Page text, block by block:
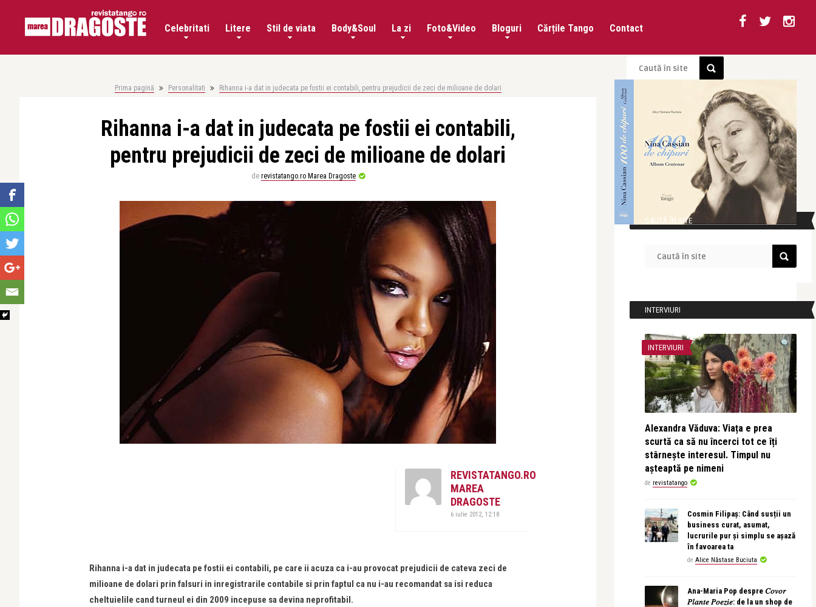
Celebritati Litere Stil de viata Body&Soul La zi Foto&Video Bloguri Cărțile Tango Contact
Prima pagină Personalitati Rihanna i-a dat in judecata pe fostii ei contabili, pentru prejudicii de zeci de milioane de dolari
Rihanna i-a dat in judecata pe fostii ei contabili,
pentru prejudicii de zeci de milioane de dolari
de revistatango.ro Marea Dragoste
REVISTATANGO.RO
MAREA
DRAGOSTE
6 iulie 2012, 12:18
Rihanna i-a dat in judecata pe fostii ei contabili, pe care ii acuza ca i-au provocat prejudicii de cateva zeci de
milioane de dolari prin falsuri in inregistrarile contabile si prin faptul ca nu i-au recomandat sa isi reduca
cheltuielile cand turneul ei din 2009 incepuse sa devina neprofitabil.
CAUTĂ ÎN SITE
INTERVIURI
INTERVIURI
Alexandra Văduva: Viața e prea
scurtă ca să nu încerci tot ce îți
stârnește interesul. Timpul nu
așteaptă pe nimeni
de revistatango
Cosmin Filipaș: Când susții un
business curat, asumat,
lucrurile pur și simplu se așază
în favoarea ta
de Alice Năstase Buciuta
Ana-Maria Pop despre 𝐶𝑜𝑣𝑜𝑟
𝑃𝑙𝑎𝑛𝑡𝑒 𝑃𝑜𝑒𝑧𝑖𝑒: de la un shop de